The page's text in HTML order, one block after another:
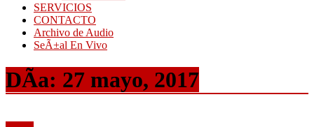
SERVICIOS
CONTACTO
Archivo de Audio
SeÃ±al En Vivo
DÃ­a: 27 mayo, 2017